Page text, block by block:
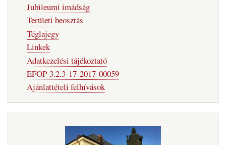
Jubileumi imádság
Területi beosztás
Téglajegy
Linkek
Adatkezelési tájékoztató
EFOP-3.2.3-17-2017-00059
Ajánlattételi felhívások